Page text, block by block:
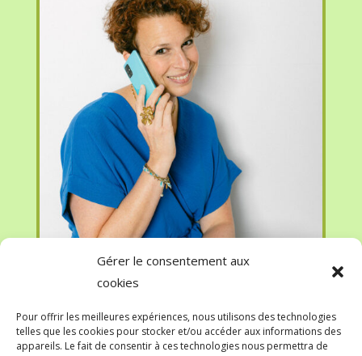
Gérer le consentement aux
cookies
Pour offrir les meilleures expériences, nous utilisons des technologies
telles que les cookies pour stocker et/ou accéder aux informations des
appareils. Le fait de consentir à ces technologies nous permettra de